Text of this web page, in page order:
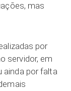
mas
por
servidor, em
ainda por falta